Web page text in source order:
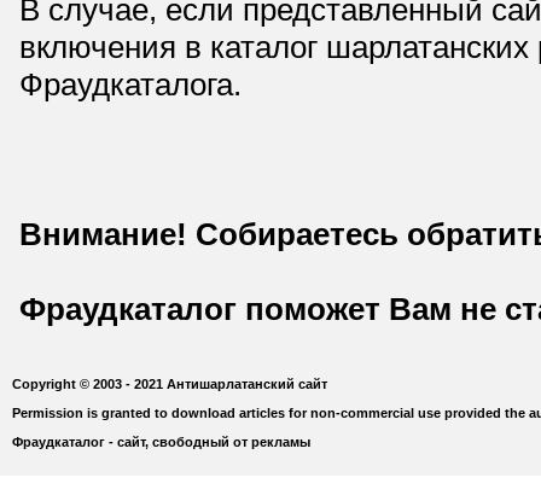
В случае, если представленный
включения в каталог
Фраудкаталога.
Внимание! Собираетесь
Фраудкаталог поможет Вам не
Copyright © 2003 - 2021 Антишарлатанский сайт
Permission is granted to download articles for non-commercial use provided the
Фраудкаталог - сайт, свободный от рекламы